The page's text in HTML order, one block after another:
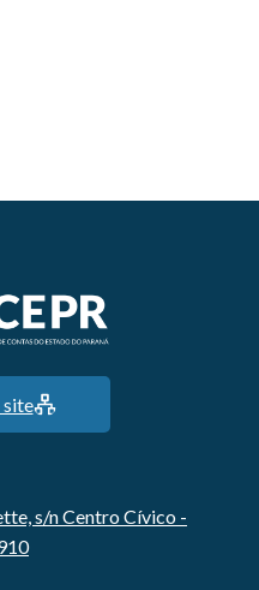
site
s/n Centro Cívico -